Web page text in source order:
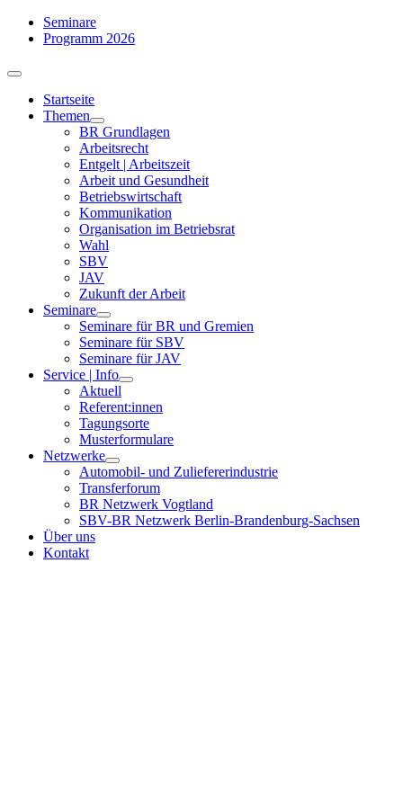
Zum
Inhalt
Seminare
Programm 2026
Toggle
NavigationStartseite
Themen
BR Grundlagen
Arbeits­recht
Entgelt | Arbeitszeit
Arbeit und Gesundheit
Betriebswirtschaft
Kommuni­kation
Organisation im Betriebsrat
Wahl
SBV
JAV
Zukunft der Arbeit
Seminare
Seminare für BR und Gremien
Seminare für SBV
Seminare für JAV
Service | Info
Aktuell
Referent:innen
Tagungsorte
Musterformulare
Netzwerke
Automobil- und Zuliefererindustrie
Transferforum
BR Netzwerk Vogtland
SBV-BR Netzwerk Berlin-Brandenburg-Sachsen
Über uns
Kontakt